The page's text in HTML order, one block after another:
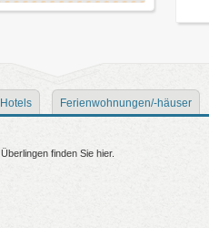
Hotels Ferienwohnungen/-häuser
finden Sie hier.